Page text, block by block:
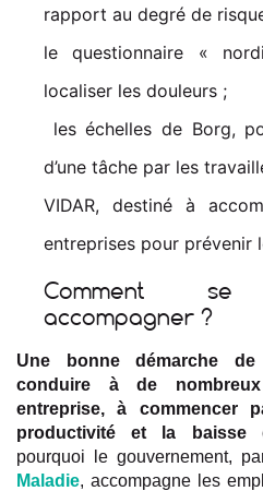
rapport au degré de
le questionnaire «
localiser les douleurs ;
les échelles de Borg,
d’une tâche par les
VIDAR, destiné à
entreprises pour prévenir
Comment
accompagner ?
Une bonne démarche
conduire à de
entreprise, à commencer
productivité et la baisse
pourquoi le gouvernement,
Maladie, accompagne les